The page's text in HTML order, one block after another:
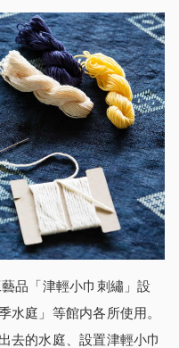
品「津輕小巾刺繡」設
水庭」等館内各所使用。
去的水庭、設置津輕小巾